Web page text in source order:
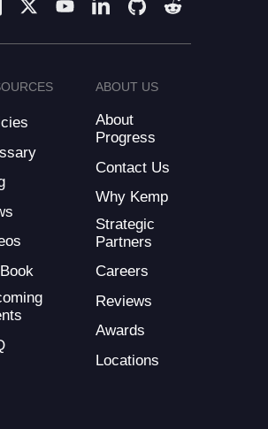
ABOUT US
About
Progress
Contact Us
Why Kemp
Strategic
Partners
Careers
Reviews
Awards
Locations